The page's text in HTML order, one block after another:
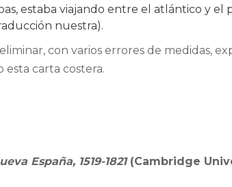
estaba viajando entre el atlántico y el
nuestra).
con varios errores de medidas,
carta costera.
España, 1519-1821(Cambridge